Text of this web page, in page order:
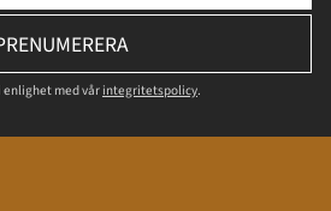
med vårintegritetspolicy.